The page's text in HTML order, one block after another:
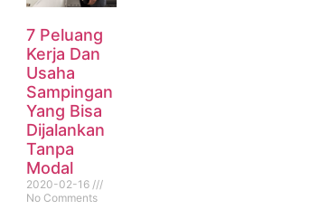
7 Peluang
Kerja Dan
Usaha
Sampingan
Yang Bisa
Dijalankan
Tanpa
Modal
2020-02-16
No Comments